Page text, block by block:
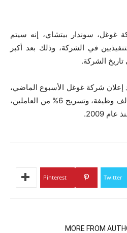
غوغل، سوندار بيتشاي، إنه سيتم
في الشركة، وذلك بعد أكبر
الشركة.
شركة غوغل الأسبوع الماضي،
أنها ستقوم بإلغاء حوالي 12 ألف وظيفة، وتسريح 6% من العاملين،
2009.
Twitter
Pinterest
MORE FROM